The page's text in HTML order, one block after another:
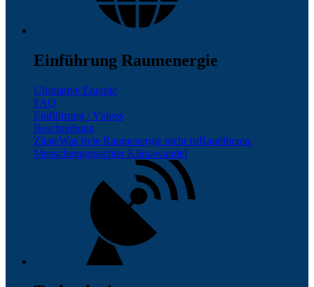
Einführung Raumenergie
Ultimative Energie
FAQ
Einführung / Videos
Beschreibung
ZitateWas freie Raumenergie nicht istRandthema:
Menschengemachter Klimawandel